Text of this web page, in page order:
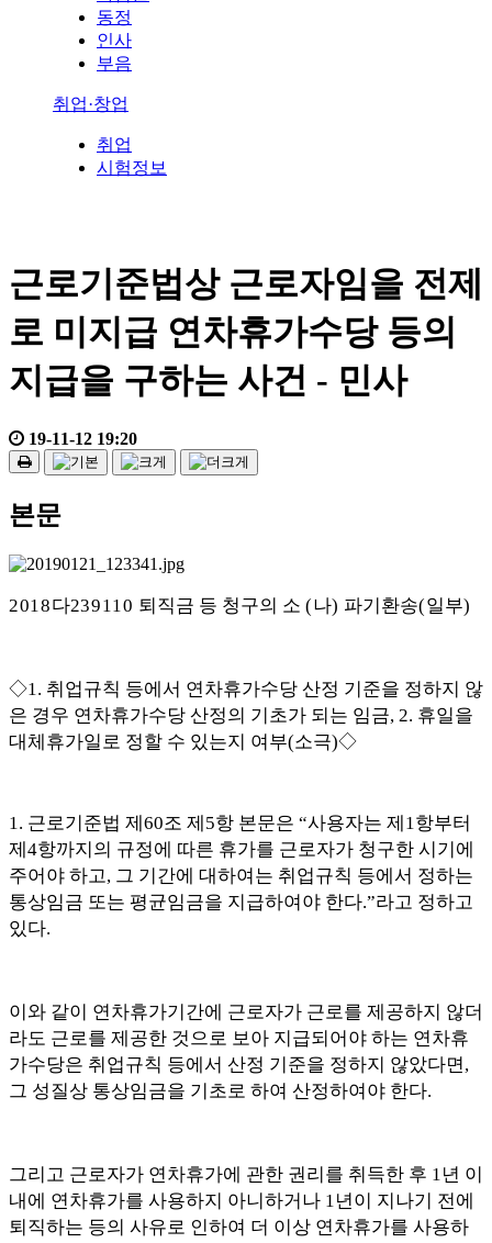
동정
인사
부음
취업·창업
취업
시험정보
근로기준법상 근로자임을 전제
로 미지급 연차휴가수당 등의
지급을 구하는 사건 - 민사
19-11-12 19:20
본문
2018다239110 퇴직금 등 청구의 소(나) 파기환송(일부)
◇1. 취업규칙 등에서 연차휴가수당 산정 기준을 정하지 않
은 경우 연차휴가수당 산정의 기초가 되는 임금, 2. 휴일을
대체휴가일로 정할 수 있는지 여부(소극)◇
1. 근로기준법 제60조 제 5항 본문은 “사용자는 제 1 항부터
제4항까지의 규정에 따른 휴가를 근로자가 청구한 시기에
주어야 하고, 그 기간에 대하여는 취업규칙 등에서 정하는
통상임금 또는 평균임금을 지급하여야 한다.”라고 정하고
있다.
이와 같이 연차휴가기간에 근로자가 근로를 제공하지 않더
라도 근로를 제공한 것으로 보아 지급되어야 하는 연차휴
가수당은 취업규칙 등에서 산정 기준을 정하지 않았다면 ,
그 성질상 통상임금을 기초로 하여 산정하여야 한다.
그리고 근로자가 연차휴가에 관한 권리를 취득한 후 1 년 이
내에 연차휴가를 사용하지 아니하거나 1 년이 지나기 전에
퇴직하는 등의 사유로 인하여 더 이상 연차휴가를 사용하